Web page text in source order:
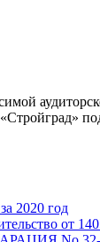
2020 год
от